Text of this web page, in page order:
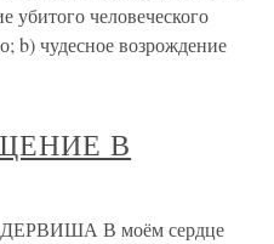
убитого человеческого
b) чудесное возрождение
В
В моём сердце